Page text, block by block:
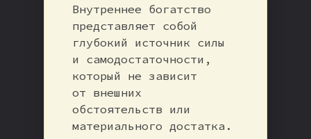
Внутреннее богатство
представляет собой
глубокий источник силы
и самодостаточности,
который не зависит
от внешних
обстоятельств или
материального достатка.